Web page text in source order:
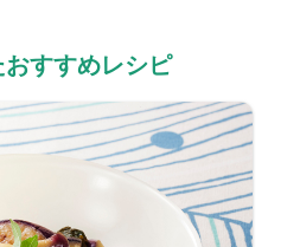
すすめレシピ